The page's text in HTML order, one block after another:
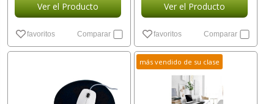
Ver el Producto
favoritos Comparar
Ver el Producto
favoritos Comparar
más vendido de su clase